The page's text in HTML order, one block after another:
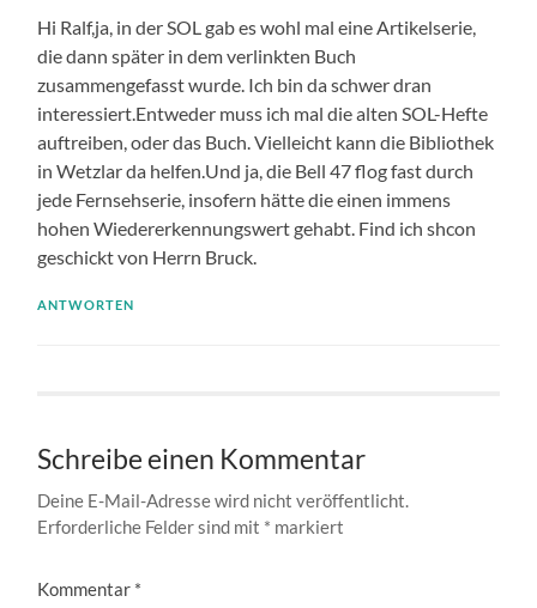
Hi Ralf,ja, in der SOL gab es wohl mal eine Artikelserie,
die dann später in dem verlinkten Buch
zusammengefasst wurde. Ich bin da schwer dran
interessiert.Entweder muss ich mal die alten SOL-Hefte
auftreiben, oder das Buch. Vielleicht kann die Bibliothek
in Wetzlar da helfen.Und ja, die Bell 47 flog fast durch
jede Fernsehserie, insofern hätte die einen immens
hohen Wiedererkennungswert gehabt. Find ich shcon
geschickt von Herrn Bruck.
ANTWORTEN
Schreibe einen Kommentar
Deine E-Mail-Adresse wird nicht veröffentlicht.
Erforderliche Felder sind mit * markiert
Kommentar *